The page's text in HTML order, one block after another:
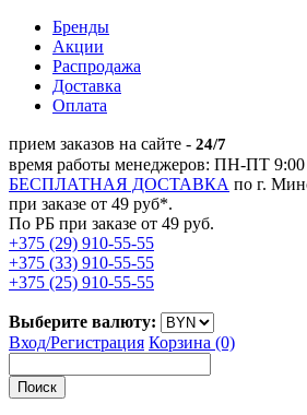
Бренды
Акции
Распродажа
Доставка
Оплата
прием заказов на сайте - 24/7
время работы менеджеров: ПН-ПТ 9:00
БЕСПЛАТНАЯ ДОСТАВКА по г.
при заказе от 49 руб*.
По РБ при заказе от 49 руб.
+375 (29) 910-55-55
+375 (33) 910-55-55
+375 (25) 910-55-55
Выберите валюту:
Вход/Регистрация Корзина (0)
Поиск